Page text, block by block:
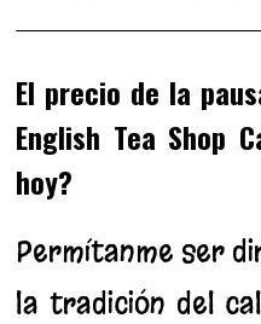
El precio de la
English Tea Shop
hoy?
Permítanme ser
la tradición del